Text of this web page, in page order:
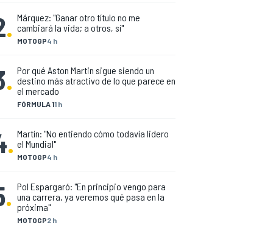
. MOTOGP4 h
Márquez: "Ganar otro título no me
cambiará la vida; a otros, sí"
.
FÓRMULA 11 h
Por qué Aston Martin sigue siendo un
destino más atractivo de lo que parece en
el mercado
. MOTOGP4 h
Martín: "No entiendo cómo todavía lidero
el Mundial"
.
MOTOGP2 h
Pol Espargaró: "En principio vengo para
una carrera, ya veremos qué pasa en la
próxima"